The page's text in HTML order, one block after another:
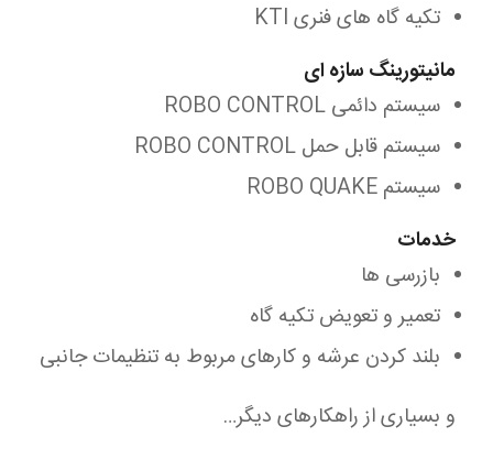
تکیه گاه های فنری KTI
مانیتورینگ سازه ای
سیستم دائمی ROBO CONTROL
سیستم قابل حمل ROBO CONTROL
سیستم ROBO QUAKE
خدمات
بازرسی ها
تعمیر و تعویض تکیه گاه
بلند کردن عرشه و کارهای مربوط به تنظیمات جانبی
و بسیاری از راهکارهای دیگر…